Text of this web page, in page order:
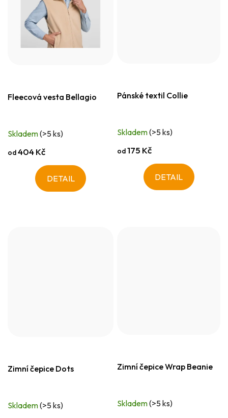
Fleecová vesta Bellagio
Skladem(>5 ks)
od404 Kč
DETAIL
Pánské textil Collie
Skladem(>5 ks)
od175 Kč
DETAIL
Zimní čepice Dots
Skladem(>5 ks)
Zimní čepice Wrap Beanie
Skladem(>5 ks)